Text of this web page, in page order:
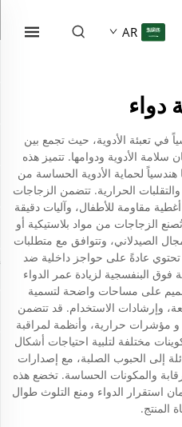
AR
دواء
في تعبئة الأدوية، حيث تجمع بين
الأدوية ودوامها. تتميز هذه
لحماية الأدوية الحساسة من
الحرارية. تتضمن الزجاجات
مقاومة للأطفال، وآليات دقيقة
الزجاجات من مواد بلاستيكية أو
الصيدلاني، وتتوافق مع متطلبات
تحتوي عادةً على حواجز داخلية ضد
البنفسجية لزيادة عمر الدواء
على مساحات واضحة لتسمية
وإرشادات الاستخدام. قد تتضمن
و مؤشرات حرارية، وأنظمة لمراقبة
مختلفة لتلبية احتياجات أشكال
إلى الحبوب الصلبة، مع إصدارات
والمكونات الحساسة. تخضع هذه
استقرار الدواء ومنع التلوث طوال
المنتج.